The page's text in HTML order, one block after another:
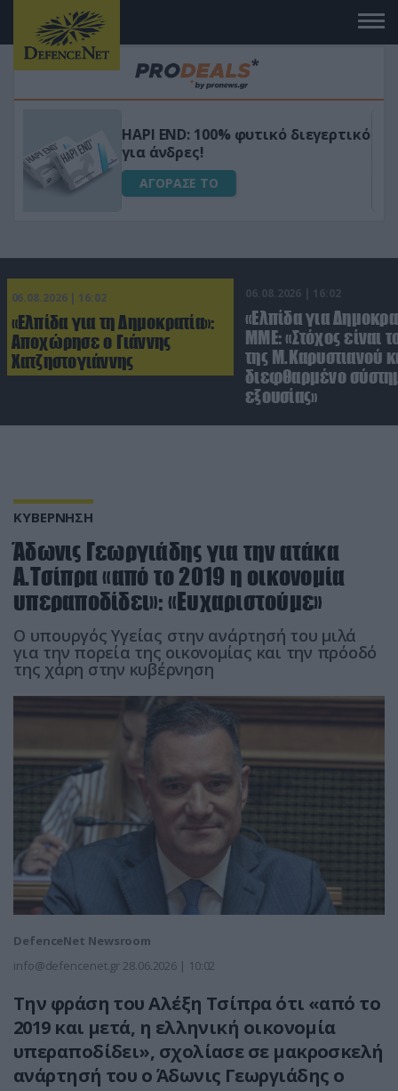
Μεταμόρφωσε τον κήπο σου με το
Ultra Box Μίνι Αλυσοπρίονο με
μπαταρία λιθίου
ΑΓΟΡΑΣΕ ΤΟ
06.08.2026 | 16:02
«Ελπίδα για τη Δημοκρατία»:
Αποχώρησε ο Γιάννης
Χατζηστογιάννης
06.08.2026 | 16:02
«Ελπίδα για
ΜΜΕ: «Στόχος είναι
της Μ.Καρυστιανού
διεφθαρμένο
εξουσίας»
ΚΥΒΕΡΝΗΣΗ
Άδωνις Γεωργιάδης για την ατάκα
Α.Τσίπρα «από το 2019 η οικονομία
υπεραποδίδει»: «Ευχαριστούμε»
Ο υπουργός Υγείας στην ανάρτησή του μιλά
για την πορεία της οικονομίας και την πρόοδό
της χάρη στην κυβέρνηση
DefenceNet Newsroom
info@defencenet.gr 28.06.2026 | 10:02
Την φράση του Αλέξη Τσίπρα ότι «από το
2019 και μετά, η ελληνική οικονομία
υπεραποδίδει», σχολίασε σε μακροσκελή
ανάρτησή του ο Άδωνις Γεωργιάδης ο